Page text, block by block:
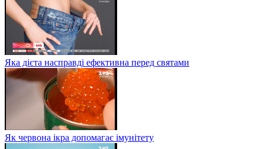
Яка дієта насправді ефективна перед святами
Як червона ікра допомагає імунітету